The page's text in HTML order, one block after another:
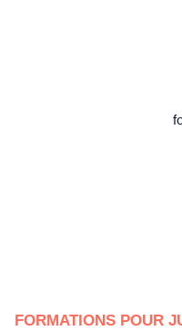
FORMATIONS POUR